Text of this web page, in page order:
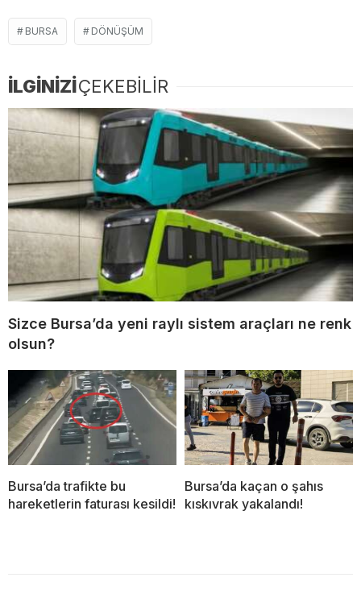
BURSA DÖNÜŞÜM
İLGİNİZİÇEKEBİLİR
Sizce Bursa’da yeni raylı sistem araçları ne renk
olsun?
Bursa’da trafikte bu
hareketlerin faturası kesildi!
Bursa’da kaçan o şahıs
kıskıvrak yakalandı!